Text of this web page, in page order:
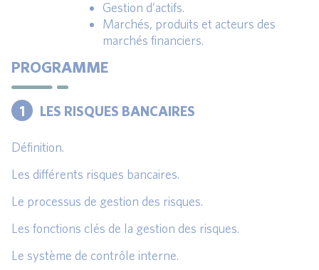
Gestion d’actifs.
Marchés, produits et acteurs des
marchés financiers.
PROGRAMME
1 LES RISQUES BANCAIRES
Définition.
Les différents risques bancaires.
Le processus de gestion des risques.
Les fonctions clés de la gestion des risques.
Le système de contrôle interne.